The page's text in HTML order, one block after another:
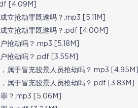
[4.09M]
立抢劫罪既遂吗？.mp3 [5.11M]
立抢劫罪既遂吗？.pdf [4.00M]
抢劫吗？.mp3 [5.18M]
抢劫吗？.pdf [3.55M]
属于冒充骏景人员抢劫吗？.mp3 [4.95M]
属于冒充骏景人员抢劫吗？.pdf [3.83M]
？.mp3 [5.06M]